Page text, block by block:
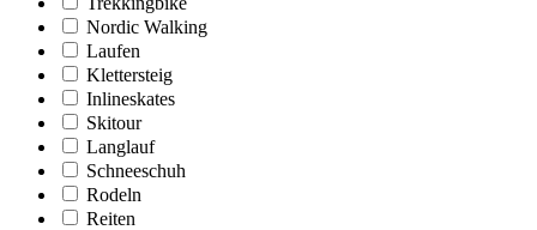
Nordic Walking
Laufen
Klettersteig
Inlineskates
Skitour
Langlauf
Schneeschuh
Rodeln
Reiten